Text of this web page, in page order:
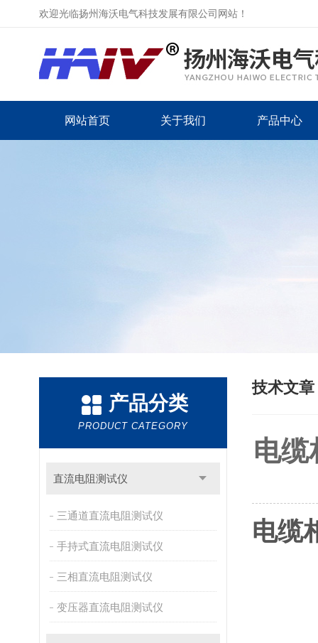
欢迎光临扬州海沃电气科技发展有限公司网站！
网站首页 关于我们 产品中心
产品分类
PRODUCT CATEGORY
直流电阻测试仪
三通道直流电阻测试仪
手持式直流电阻测试仪
三相直流电阻测试仪
变压器直流电阻测试仪
技术文章
电缆
电缆